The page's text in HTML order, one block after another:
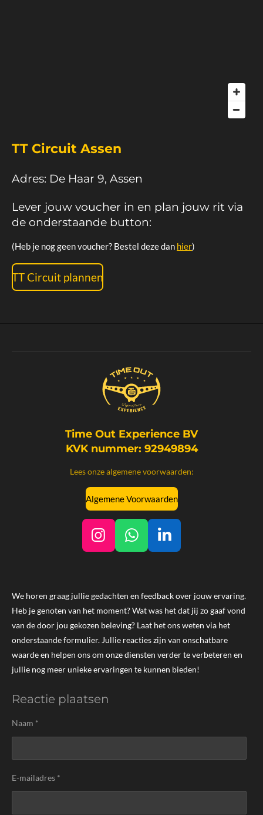
TT Circuit Assen
Adres: De Haar 9, Assen
Lever jouw voucher in en plan jouw rit via
de onderstaande button:
(Heb je nog geen voucher? Bestel deze dan hier)
TT Circuit plannen
Time Out Experience BV
KVK nummer: 92949894
Lees onze algemene voorwaarden:
Algemene Voorwaarden
I
t
a
g
r
a
m
W
s
A
p
p
L
k
e
d
I
n
We horen graag jullie gedachten en feedback over jouw ervaring.
Heb je genoten van het moment? Wat was het dat jij zo gaaf vond
van de door jou gekozen beleving? Laat het ons weten via het
onderstaande formulier. Jullie reacties zijn van onschatbare
waarde en helpen ons om onze diensten verder te verbeteren en
jullie nog meer unieke ervaringen te kunnen bieden!
Reactie plaatsen
Naam *
E-mailadres *